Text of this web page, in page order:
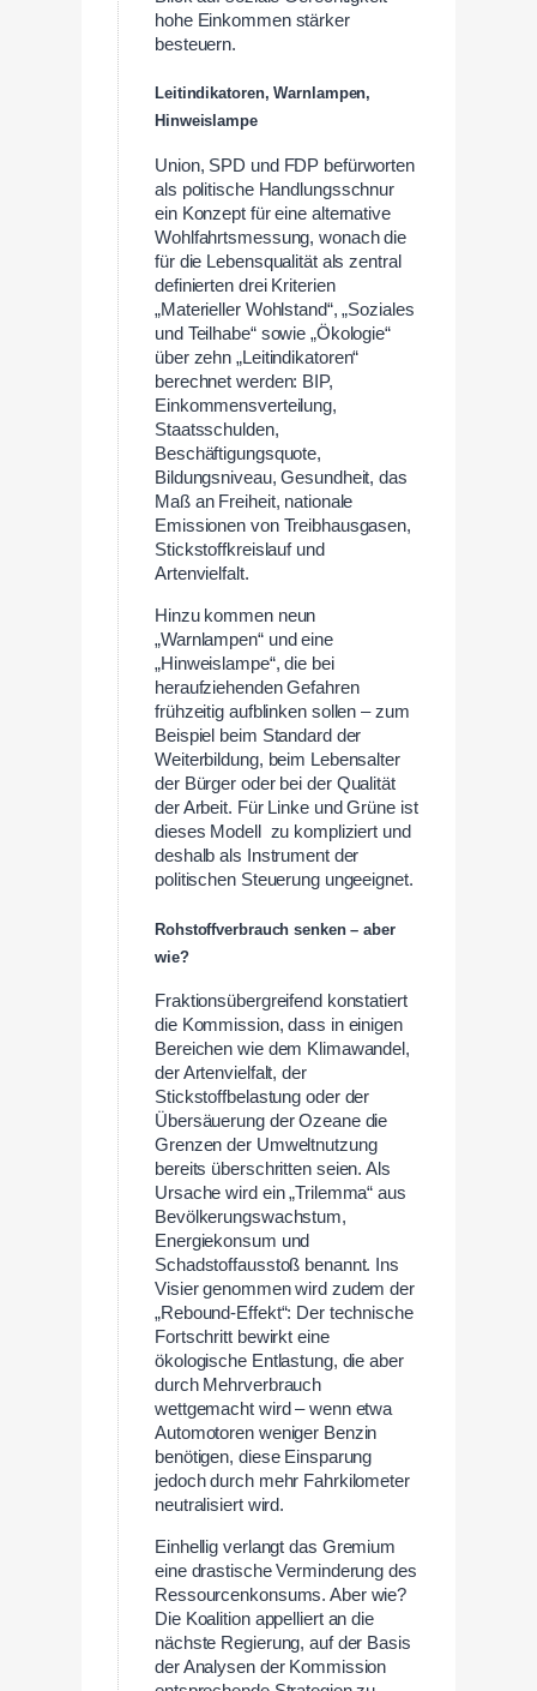
hohe Einkommen stärker
besteuern.
Leitindikatoren, Warnlampen,
Hinweislampe
Union, SPD und FDP befürworten
als politische Handlungsschnur
ein Konzept für eine alternative
Wohlfahrtsmessung, wonach die
für die Lebensqualität als zentral
definierten drei Kriterien
„Materieller Wohlstand“, „Soziales
und Teilhabe“ sowie „Ökologie“
über zehn „Leitindikatoren“
berechnet werden: BIP,
Einkommensverteilung,
Staatsschulden,
Beschäftigungsquote,
Bildungsniveau, Gesundheit, das
Maß an Freiheit, nationale
Emissionen von Treibhausgasen,
Stickstoffkreislauf und
Artenvielfalt.
Hinzu kommen neun
„Warnlampen“ und eine
„Hinweislampe“, die bei
heraufziehenden Gefahren
frühzeitig aufblinken sollen – zum
Beispiel beim Standard der
Weiterbildung, beim Lebensalter
der Bürger oder bei der Qualität
der Arbeit. Für Linke und Grüne ist
dieses Modell zu kompliziert und
deshalb als Instrument der
politischen Steuerung ungeeignet.
Rohstoffverbrauch senken – aber
wie?
Fraktionsübergreifend konstatiert
die Kommission, dass in einigen
Bereichen wie dem Klimawandel,
der Artenvielfalt, der
Stickstoffbelastung oder der
Übersäuerung der Ozeane die
Grenzen der Umweltnutzung
bereits überschritten seien. Als
Ursache wird ein „Trilemma“ aus
Bevölkerungswachstum,
Energiekonsum und
Schadstoffausstoß benannt. Ins
Visier genommen wird zudem der
„Rebound-Effekt“: Der technische
Fortschritt bewirkt eine
ökologische Entlastung, die aber
durch Mehrverbrauch
wettgemacht wird – wenn etwa
Automotoren weniger Benzin
benötigen, diese Einsparung
jedoch durch mehr Fahrkilometer
neutralisiert wird.
Einhellig verlangt das Gremium
eine drastische Verminderung des
Ressourcenkonsums. Aber wie?
Die Koalition appelliert an die
nächste Regierung, auf der Basis
der Analysen der Kommission